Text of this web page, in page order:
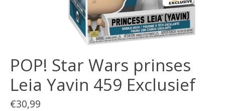
POP! Star Wars prinses
Leia Yavin 459 Exclusief
€30,99